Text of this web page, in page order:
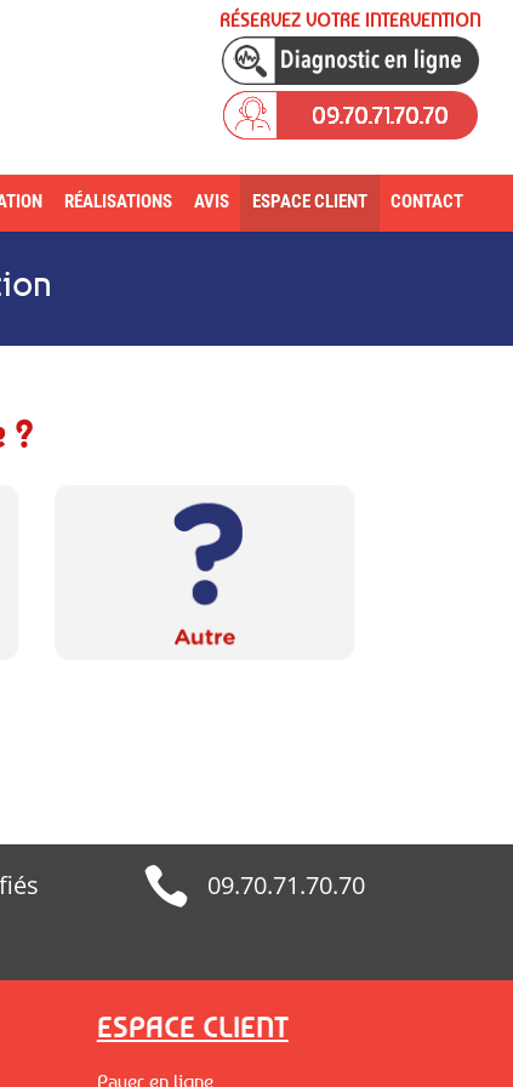
RÉSERVEZ VOTRE INTERVENTION
09.70.71.70.70
RÉALISATIONS AVIS ESPACE CLIENT CONTACT
?
 09.70.71.70.70
ESPACE CLIENT
Payer en ligne